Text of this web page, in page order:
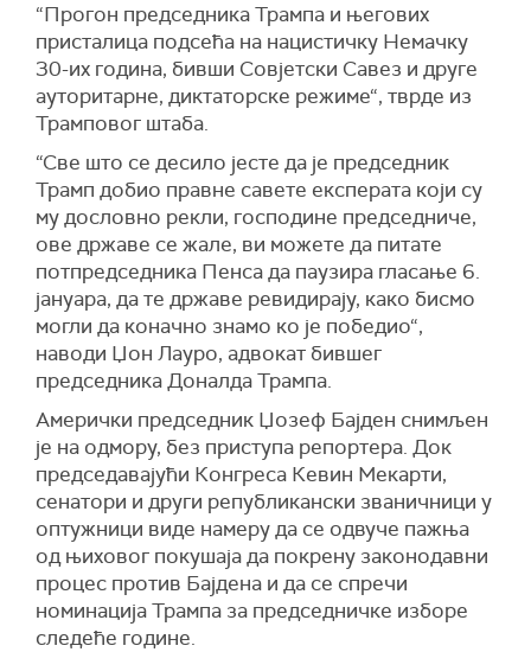
“Прогон председника Трампа и његових
присталица подсећа на нацистичку Немачку
30-их година, бивши Совјетски Савез и друге
ауторитарне, диктаторске режиме“, тврде из
Трамповог штаба.
“Све што се десило јесте да је председник
Трамп добио правне савете експерата који су
му дословно рекли, господине председниче,
ове државе се жале, ви можете да питате
потпредседника Пенса да паузира гласање 6.
јануара, да те државе ревидирају, како бисмо
могли да коначно знамо ко је победио“,
наводи Џон Лауро, адвокат бившег
председника Доналда Трампа.
Амерички председник Џозеф Бајден снимљен
је на одмору, без приступа репортера. Док
председавајући Конгреса Кевин Мекарти,
сенатори и други републикански званичници у
оптужници виде намеру да се одвуче пажња
од њиховог покушаја да покрену законодавни
процес против Бајдена и да се спречи
номинација Трампа за председничке изборе
следеће године.